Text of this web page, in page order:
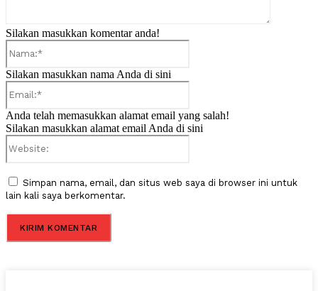
Silakan masukkan komentar anda!
Silakan masukkan nama Anda di sini
Anda telah memasukkan alamat email yang salah!
Silakan masukkan alamat email Anda di sini
Simpan nama, email, dan situs web saya di browser ini untuk
lain kali saya berkomentar.